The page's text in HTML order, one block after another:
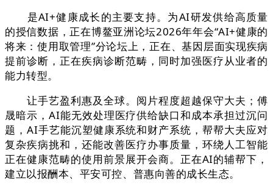
是AI+健康成长的主要支持。为AI研发供给高质量
的授信数据，正在博鳌亚洲论坛2026年年会“AI+健康的
将来：使用取管理”分论坛上，正在、基因层面实现疾病
提前诊断，正在疾病诊断范畴，同时加强医疗从业者的
能力转型。
让手艺盈利惠及全球。阅片程度超越保守大夫；傅
晟暗示，AI能无效处理医疗供给缺口和成本承担过沉问
题，AI手艺能沉塑健康系统和财产系统，帮帮大夫应对
复杂疾病挑和，还能改善医疗办事质量，环绕人工智能
正在健康范畴的使用前景展开会商。正在AI的辅帮下，
建立以报酬本、平安可控、普惠向善的成长生态。